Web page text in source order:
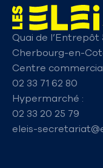
Quai de l’Entrepôt
Cherbourg-en-
Centre
02 33 71 62 80
Hypermarché :
02 33 20 25 79
eleis-